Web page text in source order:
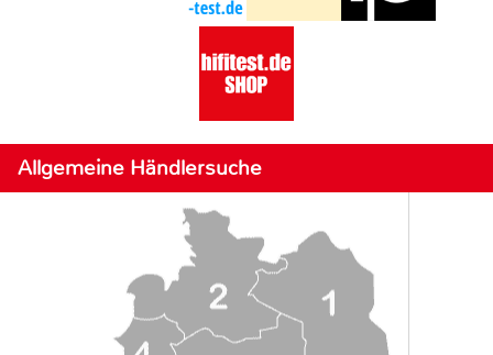
Allgemeine Händlersuche